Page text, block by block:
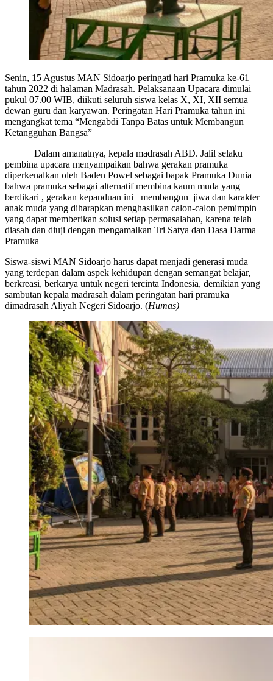
Senin, 15 Agustus MAN Sidoarjo peringati hari Pramuka ke-61
tahun 2022 di halaman Madrasah. Pelaksanaan Upacara dimulai
pukul 07.00 WIB, diikuti seluruh siswa kelas X, XI, XII semua
dewan guru dan karyawan. Peringatan Hari Pramuka tahun ini
mengangkat tema “Mengabdi Tanpa Batas untuk Membangun
Ketangguhan Bangsa”
Dalam amanatnya, kepala madrasah ABD. Jalil selaku
pembina upacara menyampaikan bahwa gerakan pramuka
diperkenalkan oleh Baden Powel sebagai bapak Pramuka Dunia
bahwa pramuka sebagai alternatif membina kaum muda yang
berdikari , gerakan kepanduan ini membangun jiwa dan karakter
anak muda yang diharapkan menghasilkan calon-calon pemimpin
yang dapat memberikan solusi setiap permasalahan, karena telah
diasah dan diuji dengan mengamalkan Tri Satya dan Dasa Darma
Pramuka
Siswa-siswi MAN Sidoarjo harus dapat menjadi generasi muda
yang terdepan dalam aspek kehidupan dengan semangat belajar,
berkreasi, berkarya untuk negeri tercinta Indonesia, demikian yang
sambutan kepala madrasah dalam peringatan hari pramuka
dimadrasah Aliyah Negeri Sidoarjo. (Humas)